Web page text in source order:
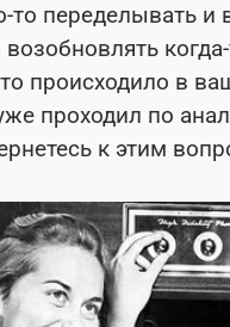
то переделывать и
происходило в
проходил по
к этим